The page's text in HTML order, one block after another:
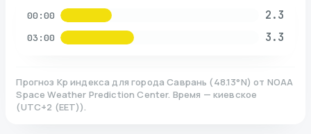
00:00 2.3
03:00 3.3
Прогноз Kp индекса для города Саврань (48.13°N)от NOAA
Space Weather Prediction Center. Время — киевское
(UTC+2 (EET)).